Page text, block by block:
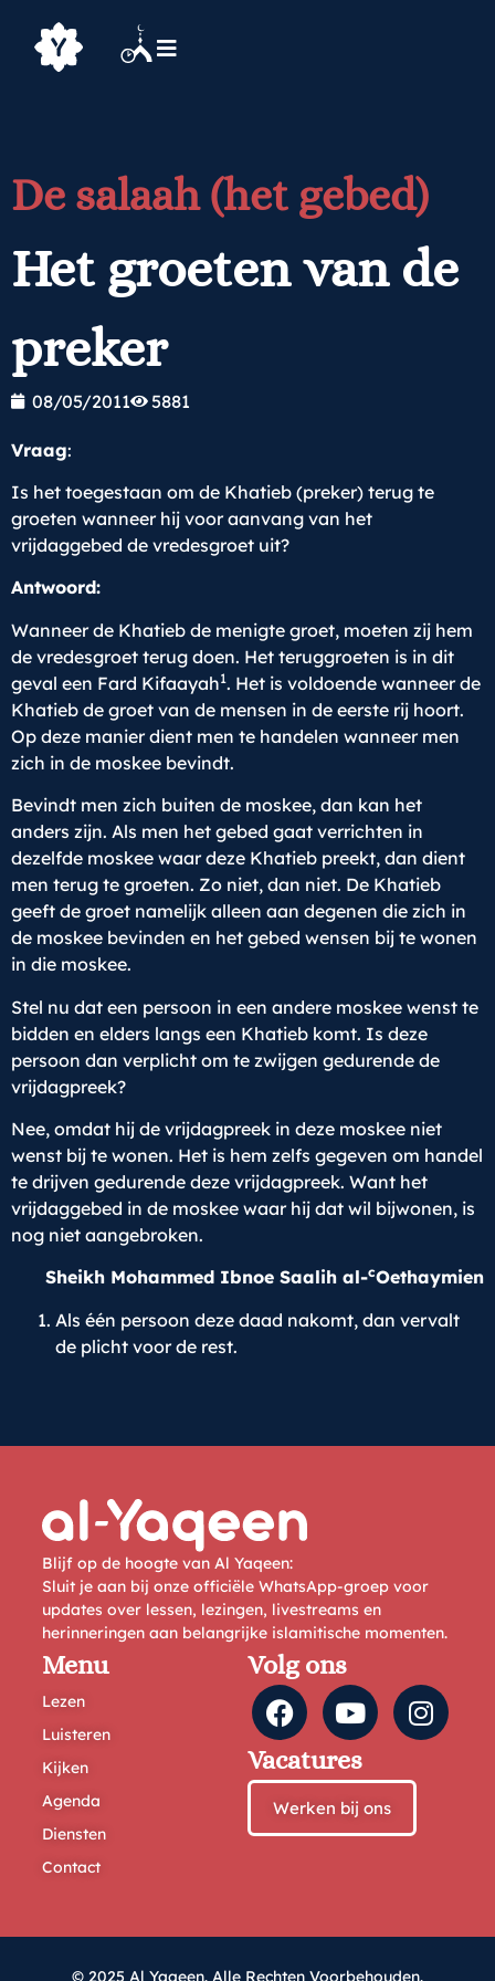
De salaah (het gebed)
Het groeten van de
preker
08/05/2011 5881
Vraag:
Is het toegestaan om de Khatieb (preker) terug te
groeten wanneer hij voor aanvang van het
vrijdaggebed de vredesgroet uit?
Antwoord:
Wanneer de Khatieb de menigte groet, moeten zij hem
de vredesgroet terug doen. Het teruggroeten is in dit
geval een Fard Kifaayah1. Het is voldoende wanneer de
Khatieb de groet van de mensen in de eerste rij hoort.
Op deze manier dient men te handelen wanneer men
zich in de moskee bevindt.
Bevindt men zich buiten de moskee, dan kan het
anders zijn. Als men het gebed gaat verrichten in
dezelfde moskee waar deze Khatieb preekt, dan dient
men terug te groeten. Zo niet, dan niet. De Khatieb
geeft de groet namelijk alleen aan degenen die zich in
de moskee bevinden en het gebed wensen bij te wonen
in die moskee.
Stel nu dat een persoon in een andere moskee wenst te
bidden en elders langs een Khatieb komt. Is deze
persoon dan verplicht om te zwijgen gedurende de
vrijdagpreek?
Nee, omdat hij de vrijdagpreek in deze moskee niet
wenst bij te wonen. Het is hem zelfs gegeven om handel
te drijven gedurende deze vrijdagpreek. Want het
vrijdaggebed in de moskee waar hij dat wil bijwonen, is
nog niet aangebroken.
Sheikh Mohammed Ibnoe Saalih al-cOethaymien
Als één persoon deze daad nakomt, dan vervalt
de plicht voor de rest.
Blijf op de hoogte van Al Yaqeen:
Sluit je aan bij onze officiële WhatsApp-groep voor
updates over lessen, lezingen, livestreams en
herinneringen aan belangrijke islamitische momenten.
Menu
Lezen
Luisteren
Kijken
Agenda
Diensten
Contact
Volg ons
Vacatures
Werken bij ons
© 2025 Al Yaqeen. Alle Rechten Voorbehouden.